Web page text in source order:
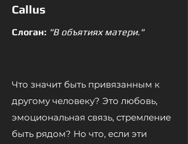
Callus
Слоган: "В объятиях матери."
Что значит быть привязанным к
другому человеку? Это любовь,
эмоциональная связь, стремление
быть рядом? Но что, если эти